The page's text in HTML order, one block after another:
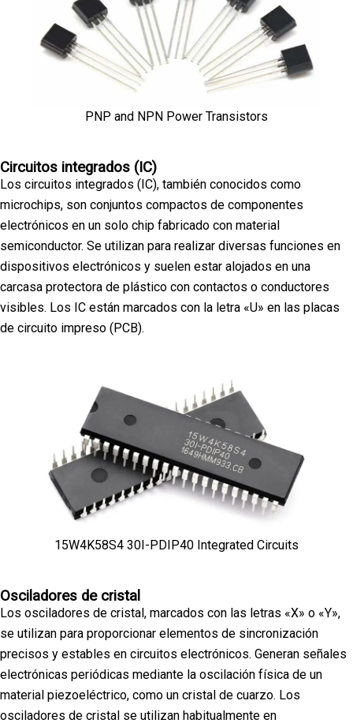
PNP and NPN Power Transistors
Circuitos integrados (IC)
Los circuitos integrados (IC), también conocidos como
microchips, son conjuntos compactos de componentes
electrónicos en un solo chip fabricado con material
semiconductor. Se utilizan para realizar diversas funciones en
dispositivos electrónicos y suelen estar alojados en una
carcasa protectora de plástico con contactos o conductores
visibles. Los IC están marcados con la letra «U» en las placas
de circuito impreso (PCB).
15W4K58S4 30I-PDIP40 Integrated Circuits
Osciladores de cristal
Los osciladores de cristal, marcados con las letras «X» o «Y»,
se utilizan para proporcionar elementos de sincronización
precisos y estables en circuitos electrónicos. Generan señales
electrónicas periódicas mediante la oscilación física de un
material piezoeléctrico, como un cristal de cuarzo. Los
osciladores de cristal se utilizan habitualmente en